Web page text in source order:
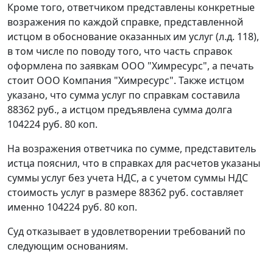
Кроме того, ответчиком представлены конкретные
возражения по каждой справке, представленной
истцом в обоснование оказанных им услуг (л.д. 118),
в том числе по поводу того, что часть справок
оформлена по заявкам ООО "Химресурс", а печать
стоит ООО Компания "Химресурс". Также истцом
указано, что сумма услуг по справкам составила
88362 руб., а истцом предъявлена сумма долга
104224 руб. 80 коп.
На возражения ответчика по сумме, представитель
истца пояснил, что в справках для расчетов указаны
суммы услуг без учета НДС, а с учетом суммы НДС
стоимость услуг в размере 88362 руб. составляет
именно 104224 руб. 80 коп.
Суд отказывает в удовлетворении требований по
следующим основаниям.